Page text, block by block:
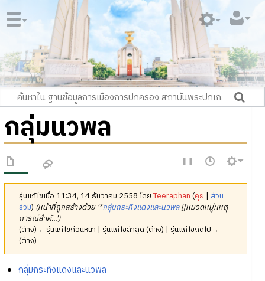
กลุ่มนวพล
รุ่นแก้ไขเมื่อ 11:34, 14 ธันวาคม 2558 โดยTeeraphan (คุย | ส่วน
ร่วม) (หน้าที่ถูกสร้างด้วย '*กลุ่มกระทิงแดงและนวพล[[หมวดหมู่:เหตุ
การณ์สำคั...')
(ต่าง) ←รุ่นแก้ไขก่อนหน้า | รุ่นแก้ไขล่าสุด (ต่าง) | รุ่นแก้ไขถัดไป→
(ต่าง)
กลุ่มกระทิงแดงและนวพล